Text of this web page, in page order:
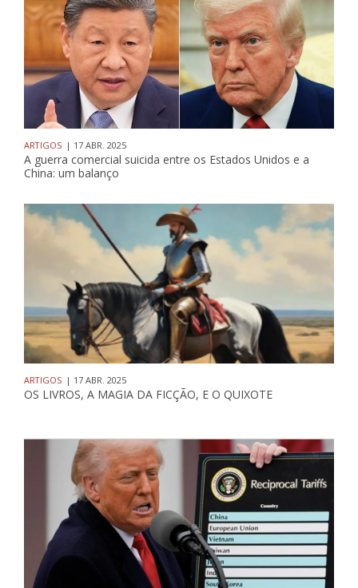
ARTIGOS | 17 ABR. 2025
A guerra comercial suicida entre os Estados Unidos e a
China: um balanço
ARTIGOS | 17 ABR. 2025
OS LIVROS, A MAGIA DA FICÇÃO, E O QUIXOTE